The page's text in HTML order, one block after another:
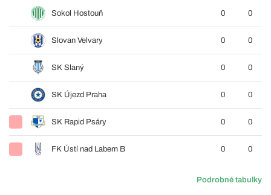
Sokol Hostouň 0 0
Slovan Velvary 0 0
SK Slaný 0 0
SK Újezd Praha 0 0
SK Rapid Psáry 0 0
FK Ústí nad Labem B 0 0
Podrobné tabulky